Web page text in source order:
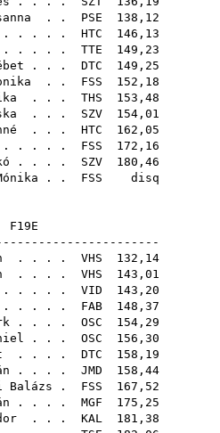
. . PSE 138,12
. . . . . HTC 146,13
. . . . TTE 149,23
. . . DTC 149,25
. . FSS 152,18
. . . THS 153,48
. . . SZV 154,01
. . . HTC 162,05
. . . . . FSS 172,16
. . . . SZV 180,46
. . FSS disq
F19E
. . . . VHS 132,14
. . . . VHS 143,01
. . . . . VID 143,20
. . . . . FAB 148,37
. . . . OSC 154,29
. . . OSC 156,30
. . . . DTC 158,19
. . . . JMD 158,44
Balázs . FSS 167,52
. . . . MGF 175,25
. . . KAL 181,38